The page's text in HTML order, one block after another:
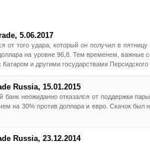
5.06.2017
от того удара, который он получил в
на уровне 96,8. Тем временем, важные
и другими государствами Персидского
Russia, 15.01.2015
неожиданно отказался от поддержки
на 30% против доллара и евро. Скачок был
Russia, 23.12.2014